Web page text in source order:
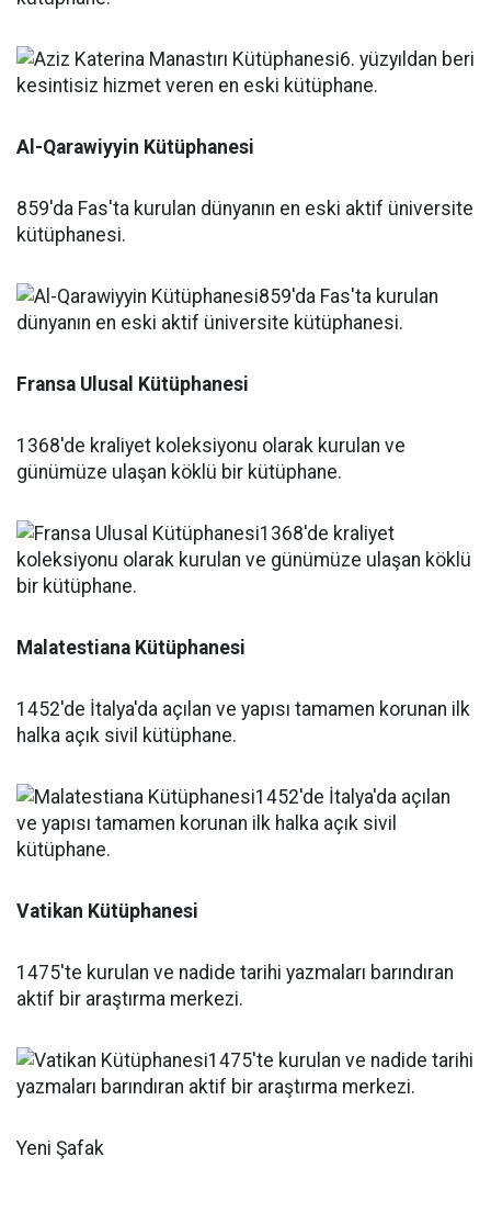
Al-Qarawiyyin Kütüphanesi
859'da Fas'ta kurulan dünyanın en eski aktif üniversite
kütüphanesi.
Fransa Ulusal Kütüphanesi
1368'de kraliyet koleksiyonu olarak kurulan ve
günümüze ulaşan köklü bir kütüphane.
Malatestiana Kütüphanesi
1452'de İtalya'da açılan ve yapısı tamamen korunan ilk
halka açık sivil kütüphane.
Vatikan Kütüphanesi
1475'te kurulan ve nadide tarihi yazmaları barındıran
aktif bir araştırma merkezi.
Yeni Şafak